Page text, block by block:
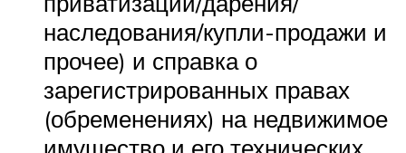
наследования/купли-продажи и
прочее) и справка о
зарегистрированных правах
(обременениях) на недвижимое